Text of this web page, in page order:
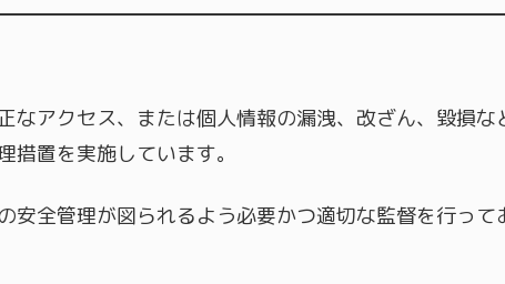
なアクセス、または個人情報の漏洩、改ざん、毀損な
置を実施しています。
安全管理が図られるよう必要かつ適切な監督を行って